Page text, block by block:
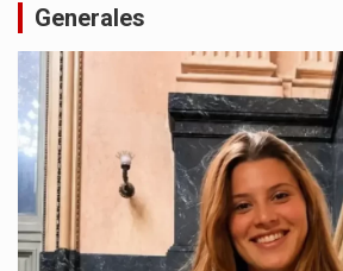
Generales